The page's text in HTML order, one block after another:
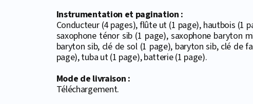
Instrumentation et pagination :
Conducteur (4 pages), flûte ut (1 page), hautbois (1
saxophone ténor sib (1 page), saxophone baryton
baryton sib, clé de sol (1 page), baryton sib, clé de
page), tuba ut (1 page), batterie (1 page).
Mode de livraison :
Téléchargement.